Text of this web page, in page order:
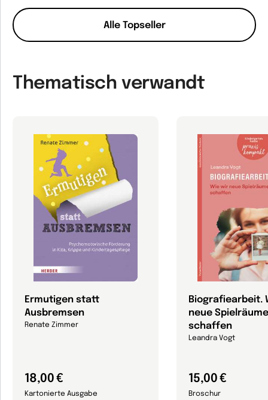
Alle Topseller
Thematisch verwandt
Ermutigen statt
Ausbremsen
Renate Zimmer
18,00 €
Kartonierte Ausgabe
Biografiearbeit.
neue Spielräume
schaffen
Leandra Vogt
15,00 €
Broschur